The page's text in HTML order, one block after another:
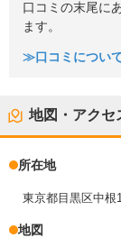
口コミの末尾に
ます。
≫口コミについ
地図・アクセ
所在地
東京都目黒区中根
地図